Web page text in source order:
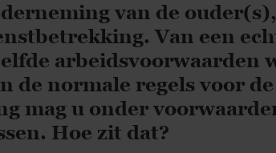
van de
Van een
arbeidsvoorwaarden
de normale regels voor
mag u onder
Hoe zit dat?